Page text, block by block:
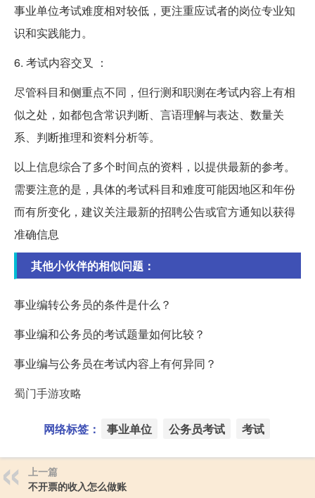
事业单位考试难度相对较低，更注重应试者的岗位专业知
识和实践能力。
6. 考试内容交叉 ：
尽管科目和侧重点不同，但行测和职测在考试内容上有相
似之处，如都包含常识判断、言语理解与表达、数量关
系、判断推理和资料分析等。
以上信息综合了多个时间点的资料，以提供最新的参考。
需要注意的是，具体的考试科目和难度可能因地区和年份
而有所变化，建议关注最新的招聘公告或官方通知以获得
准确信息
其他小伙伴的相似问题：
事业编转公务员的条件是什么？
事业编和公务员的考试题量如何比较？
事业编与公务员在考试内容上有何异同？
蜀门手游攻略
网络标签： 事业单位 公务员考试 考试
上一篇
不开票的收入怎么做账